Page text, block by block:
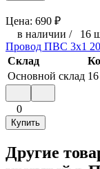
Цена: 690 ₽
в наличии / 16
Провод ПВС 3х1
Склад
Основной склад 16
0
Купить
Другие